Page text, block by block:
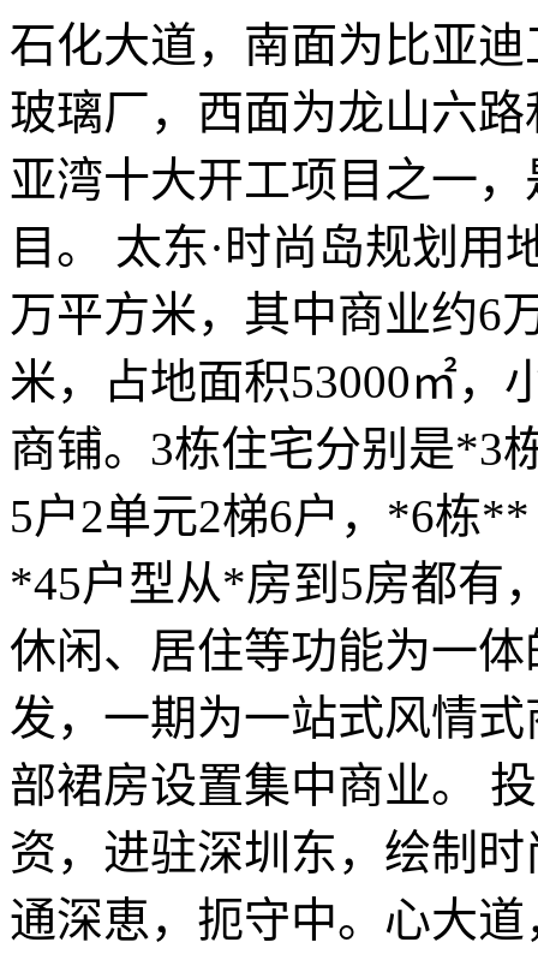
石化大道，南面为比亚
玻璃厂，西面为龙山六
亚湾十大开工项目之一
目。 太东·时尚岛规划用
万平方米，其中商业约6
米，占地面积53000㎡
商铺。3栋住宅分别是*3
5户2单元2梯6户，*6栋
*45户型从*房到5房都有
休闲、居住等功能为一
发，一期为一站式风情
部裙房设置集中商业。
资，进驻深圳东，绘制
通深恵，扼守中。心大